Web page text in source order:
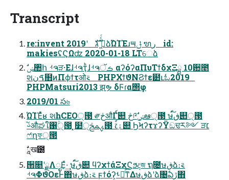
Transcript
re:invent 2019ʹ ߦ͖ͬͯͨ גࣜձࣾΏΊΈɹ౻ݪ ຑر id:
makiesʢϚΩʣ 2020-01-18 LTେձ
શࠃن໛ͷΠϕϯτओ࠵ PHPΧϯϑΝϨϯε๺ւಓ2019
PHPMatsuri2013 झຯ δϜɾα΢φ
2019/01 స৬
ΏΊΈͬͯʁ શһCEO੍౓ ༗څऔΓ์୊ څ༩ࣗݾܾఆ੍౓ ษڧ͠์୊੍౓
ࢿ֨औಘใ঑੍ۚ౓ ͓໺ࡊࢧڅ੍౓ ෭ۀ͠์୊ ϦϞʔτϫʔΫඞਢར༻ ੜ׆
ෆ҆ղফ੍౓
ཱࣗख౰
੒௕ʹྗΛೖΕͯ·͢ ษڧ͠์୊ ϥʔχϯάΞχϚϧදজ ຖ೔ษڧձ։࠵
ࡳຈΦϑΟεͰ΋ษڧձ։࠵ ϝϯόʔ͕ࢀՃͨ͘͠ͳΔษڧձʹձ৔ఏڙ΋